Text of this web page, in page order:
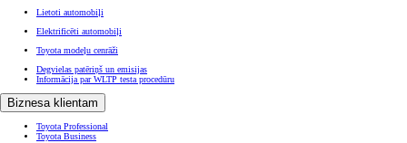
Lietoti automobiļi
Elektrificēti automobiļi
Toyota modeļu cenrāži
Degvielas patēriņš un emisijas
Informācija par WLTP testa procedūru
Biznesa klientam
Toyota Professional
Toyota Business